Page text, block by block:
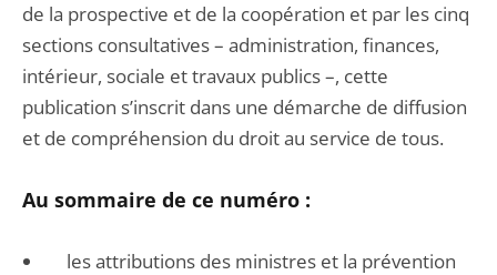
de la prospective et de la coopération et par les cinq
sections consultatives – administration, finances,
intérieur, sociale et travaux publics –, cette
publication s’inscrit dans une démarche de diffusion
et de compréhension du droit au service de tous.
Au sommaire de ce numéro :
les attributions des ministres et la prévention